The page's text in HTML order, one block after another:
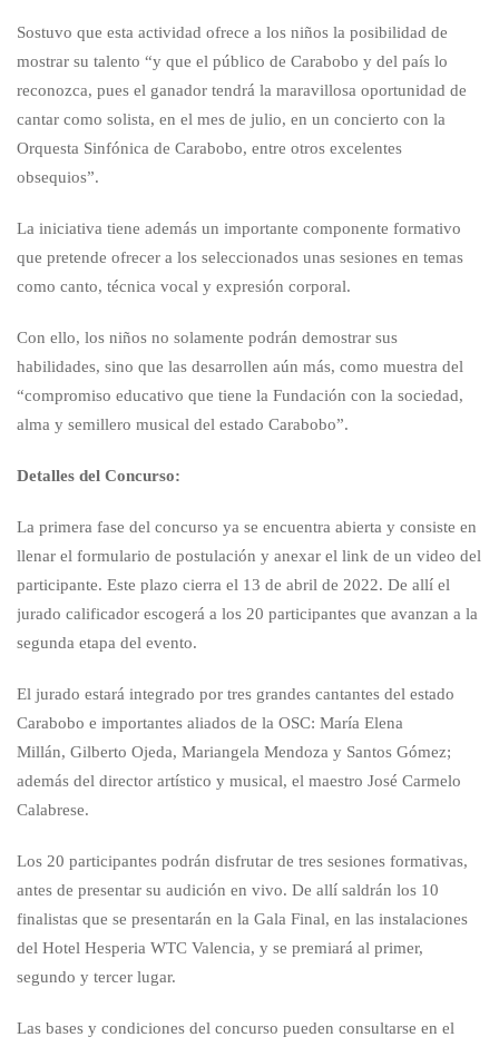
Sostuvo que esta actividad ofrece a los niños la posibilidad de
mostrar su talento “y que el público de Carabobo y del país lo
reconozca, pues el ganador tendrá la maravillosa oportunidad de
cantar como solista, en el mes de julio, en un concierto con la
Orquesta Sinfónica de Carabobo, entre otros excelentes
obsequios”.
La iniciativa tiene además un importante componente formativo
que pretende ofrecer a los seleccionados unas sesiones en temas
como canto, técnica vocal y expresión corporal.
Con ello, los niños no solamente podrán demostrar sus
habilidades, sino que las desarrollen aún más, como muestra del
“compromiso educativo que tiene la Fundación con la sociedad,
alma y semillero musical del estado Carabobo”.
Detalles del Concurso:
La primera fase del concurso ya se encuentra abierta y consiste en
llenar el formulario de postulación y anexar el link de un video del
participante. Este plazo cierra el 13 de abril de 2022. De allí el
jurado calificador escogerá a los 20 participantes que avanzan a la
segunda etapa del evento.
El jurado estará integrado por tres grandes cantantes del estado
Carabobo e importantes aliados de la OSC: María Elena
Millán, Gilberto Ojeda, Mariangela Mendoza y Santos Gómez;
además del director artístico y musical, el maestro José Carmelo
Calabrese.
Los 20 participantes podrán disfrutar de tres sesiones formativas,
antes de presentar su audición en vivo. De allí saldrán los 10
finalistas que se presentarán en la Gala Final, en las instalaciones
del Hotel Hesperia WTC Valencia, y se premiará al primer,
segundo y tercer lugar.
Las bases y condiciones del concurso pueden consultarse en el